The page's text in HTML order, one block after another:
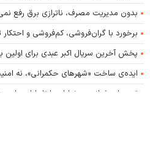
بدون مدیریت مصرف، ناترازی برق رفع
برخورد با گران‌فروشی، کم‌فروشی و
پخش آخرین سریال اکبر عبدی برای اولین
ایده‌ی ساخت «شهرهای حکمرانی»، نه
تجمعات شبانه در خیابان‌ها تا پایان ماه